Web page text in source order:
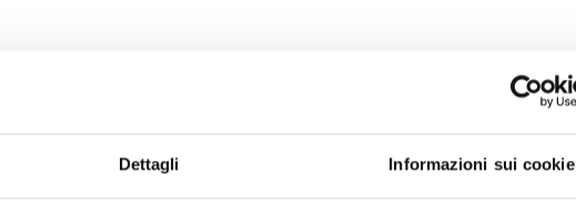
Dettagli Informazioni sui cookie